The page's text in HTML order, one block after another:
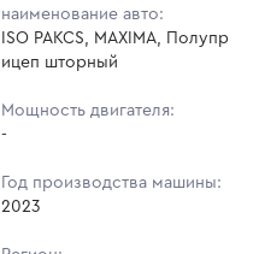
наименование авто:
ISO PAKCS, MAXIMA, Полупр
ицеп шторный
Мощность двигателя:
-
Год производства машины:
2023